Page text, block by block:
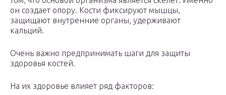
он создает опору. Кости фиксируют мышцы,
защищают внутренние органы, удерживают
кальций.
Очень важно предпринимать шаги для защиты
здоровья костей.
На их здоровье влияет ряд факторов: